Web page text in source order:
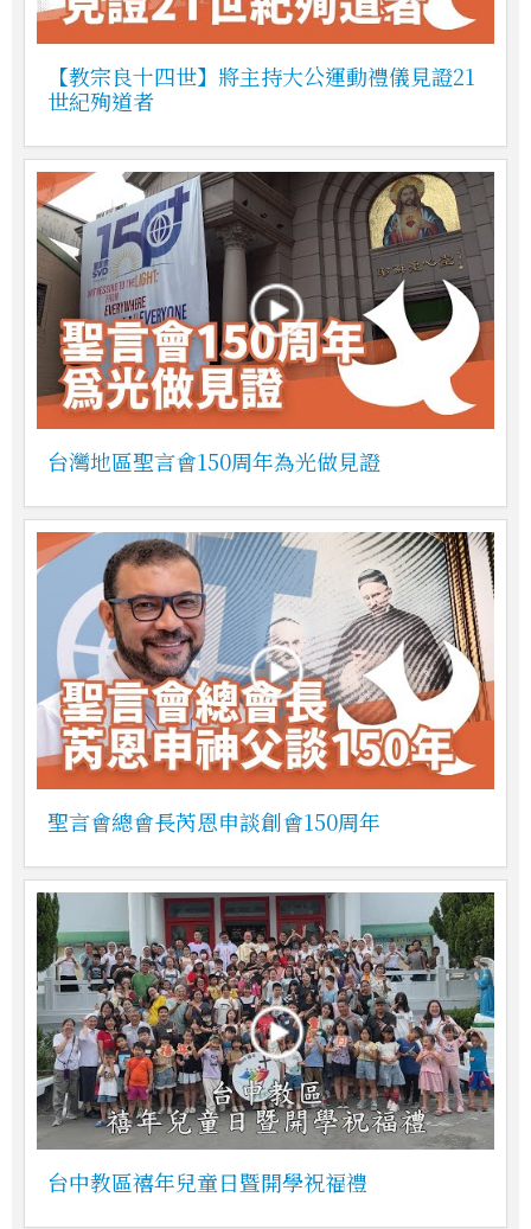
【教宗良十四世】將主持大公運動禮儀見證21
世紀殉道者
台灣地區聖言會150周年為光做見證
聖言會總會長芮恩申談創會150周年
台中教區禧年兒童日暨開學祝福禮